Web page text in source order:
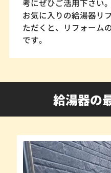
考にぜひご活用下さい。
お気に入りの給湯器リ
ただくと、リフォーム
です。
給湯器の